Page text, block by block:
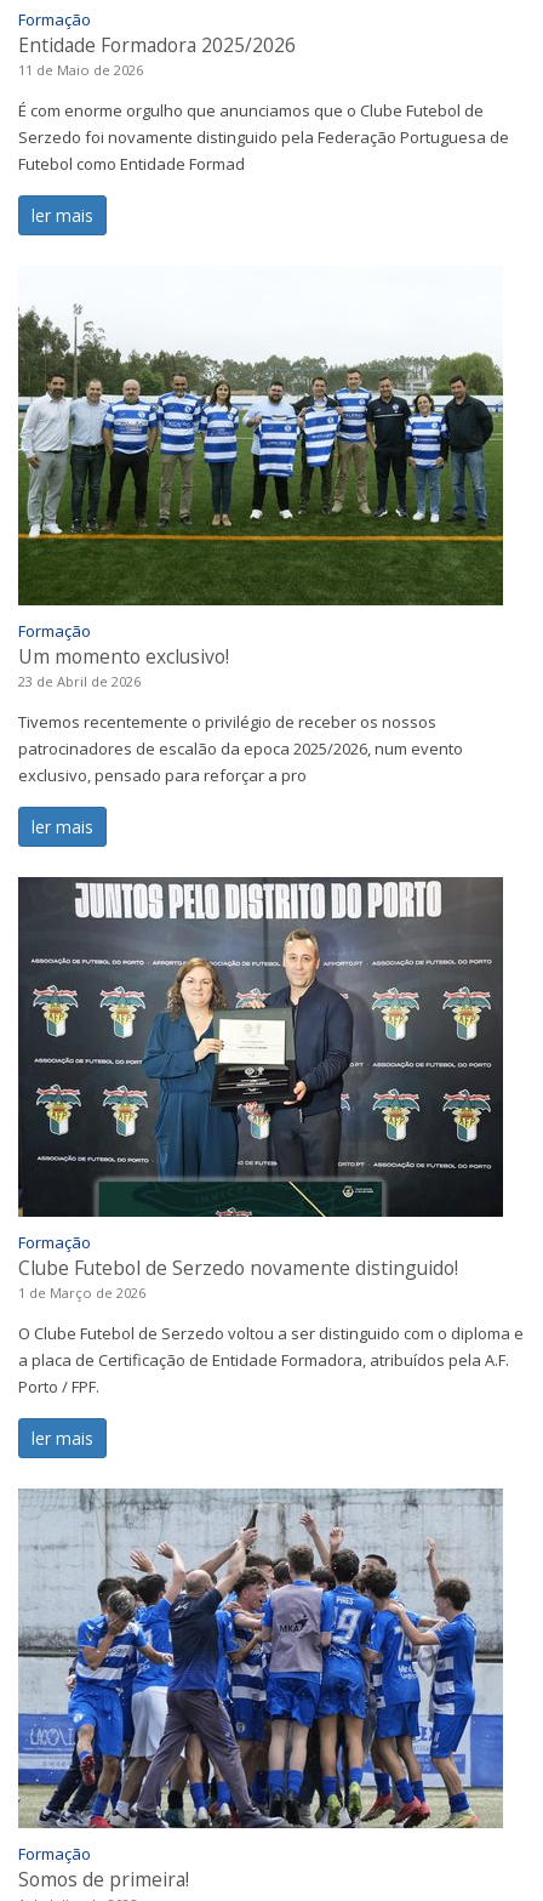
Formação
Entidade Formadora 2025/2026
11 de Maio de 2026
É com enorme orgulho que anunciamos que o Clube Futebol de
Serzedo foi novamente distinguido pela Federação Portuguesa de
Futebol como Entidade Formad
ler mais
Formação
Um momento exclusivo!
23 de Abril de 2026
Tivemos recentemente o privilégio de receber os nossos
patrocinadores de escalão da epoca 2025/2026, num evento
exclusivo, pensado para reforçar a pro
ler mais
Formação
Clube Futebol de Serzedo novamente distinguido!
1 de Março de 2026
O Clube Futebol de Serzedo voltou a ser distinguido com o diploma e
a placa de Certificação de Entidade Formadora, atribuídos pela A.F.
Porto / FPF.
ler mais
Formação
Somos de primeira!